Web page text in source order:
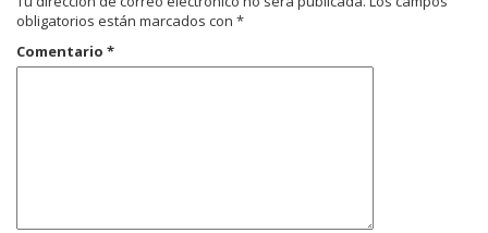
obligatorios están marcados con *
Comentario *